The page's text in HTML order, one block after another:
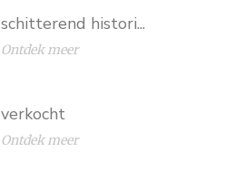
schitterend histori...
Ontdek meer
verkocht
Ontdek meer